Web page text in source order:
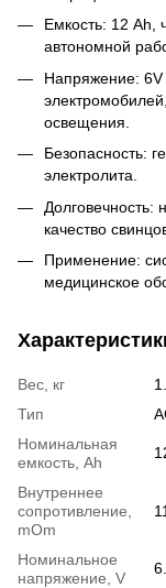
Емкость: 12 Ah,
автономной
Напряжение:
освещения.
Безопасность:
электролита.
Долговечность:
качество
Применение:
медицинское
Вес, кг
Тип
Номинальная
емкость, Ah
Внутреннее
сопротивление,
mOm
11
Номинальное
напряжение, V